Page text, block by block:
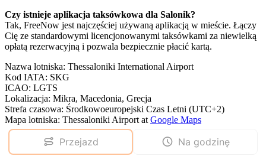
Czy istnieje aplikacja taksówkowa dla Salonik?
Tak, FreeNow jest najczęściej używaną aplikacją w mieście. Łączy
Cię ze standardowymi licencjonowanymi taksówkami za niewielką
opłatą rezerwacyjną i pozwala bezpiecznie płacić kartą.
Nazwa lotniska: Thessaloniki International Airport
Kod IATA: SKG
ICAO: LGTS
Lokalizacja: Mikra, Macedonia, Grecja
Strefa czasowa: Środkowoeuropejski Czas Letni (UTC+2)
Mapa lotniska: Thessaloniki Airport at Google Maps